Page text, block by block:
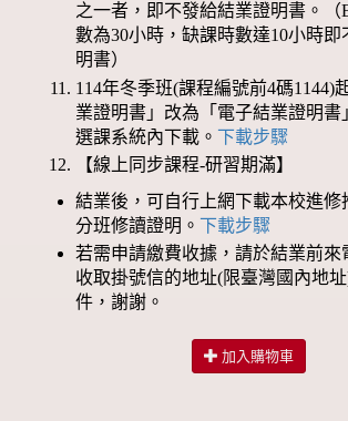
之一者，即不發給結業證明書。（
數為30小時，缺課時數達10小時即
明書）
114年冬季班(課程編號前4碼1144)
業證明書」改為「電子結業證明書
選課系統內下載。 下載步驟
【線上同步課程-研習期滿】
結業後，可自行上網下載本校進修
分班修讀證明。 下載步驟
若需申請繳費收據，請於結業前來
收取掛號信的地址(限臺灣國內地
件，謝謝。
加入購物車